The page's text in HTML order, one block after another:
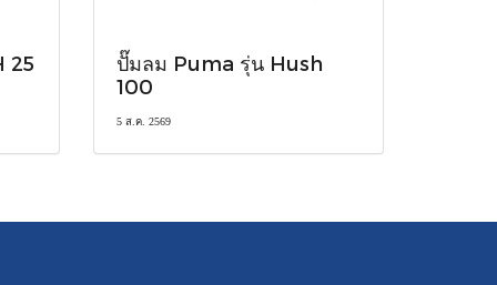
25
ปั๊มลม Puma รุ่น Hush
100
5 ส.ค. 2569